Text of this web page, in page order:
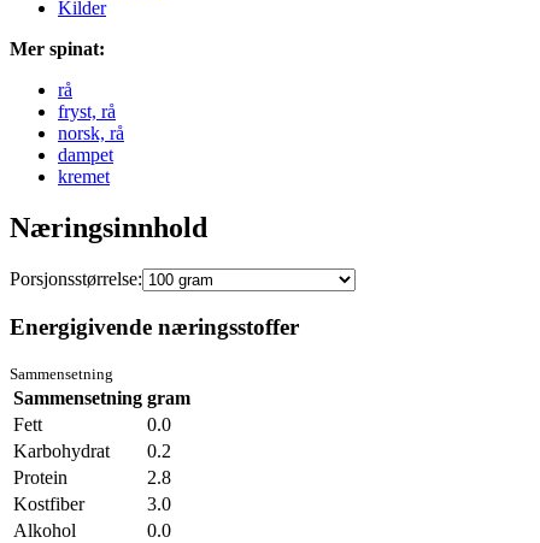
Kilder
Mer spinat:
rå
fryst, rå
norsk, rå
dampet
kremet
Næringsinnhold
Porsjonsstørrelse:
Energigivende næringsstoffer
Sammensetning
Sammensetning gram
Fett
0.0
Karbohydrat
0.2
Protein
2.8
Kostfiber
3.0
Alkohol
0.0